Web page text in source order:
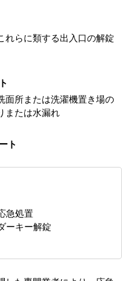
れらに類する出入口の解錠
面所または洗濯機置き場の
または水漏れ
ト
急処置
ーキー解錠